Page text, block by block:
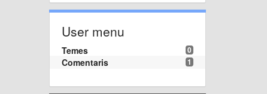
User menu
0
Temes
1
Comentaris